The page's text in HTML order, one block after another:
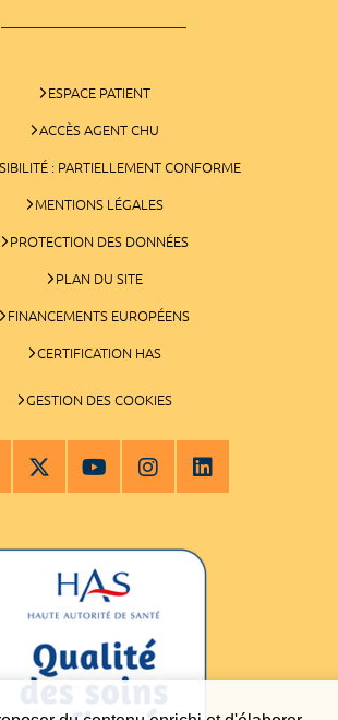
ESPACE PATIENT
ACCÈS AGENT CHU
: PARTIELLEMENT CONFORME
MENTIONS LÉGALES
PROTECTION DES DONNÉES
PLAN DU SITE
FINANCEMENTS EUROPÉENS
CERTIFICATION HAS
GESTION DES COOKIES